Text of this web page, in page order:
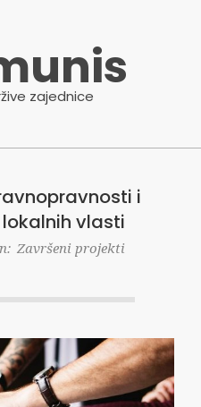
zajednice
i
vlasti
Završeni projekti